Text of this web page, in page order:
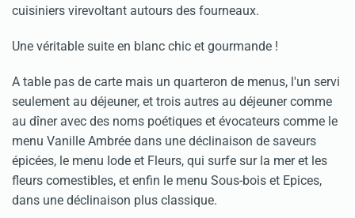
cuisiniers virevoltant autours des fourneaux.
Une véritable suite en blanc chic et gourmande !
A table pas de carte mais un quarteron de menus, l'un servi
seulement au déjeuner, et trois autres au déjeuner comme
au dîner avec des noms poétiques et évocateurs comme le
menu Vanille Ambrée dans une déclinaison de saveurs
épicées, le menu Iode et Fleurs, qui surfe sur la mer et les
fleurs comestibles, et enfin le menu Sous-bois et Epices,
dans une déclinaison plus classique.